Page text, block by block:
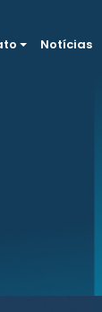
Notícias